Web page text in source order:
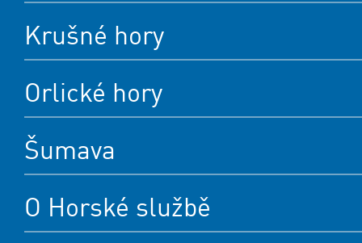
Krušné hory
Orlické hory
Šumava
O Horské službě